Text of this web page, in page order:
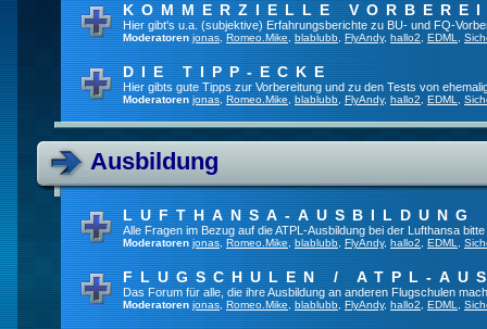
KOMMERZIELLE
Hier gibt's u.a. (subjektive) Erfahrungsberichte zu BU- und FQ-
Moderatoren jonas Romeo.Mike blablubb FlyAndy, hallo2 EDML
DIE TIPP-ECKE
Hier gibts gute Tipps zur Vorbereitung und zu den Tests von
Moderatoren jonas Romeo.Mike blablubb FlyAndy, hallo2 EDML
Ausbildung
LUFTHANSA-AUSBILDUNG
Alle Fragen im Bezug auf die ATPL-Ausbildung bei der Lufthansa
Moderatoren jonas Romeo.Mike blablubb FlyAndy, hallo2 EDML
FLUGSCHULEN / ATPL-
Das Forum für alle, die ihre Ausbildung an anderen Flugschulen
Moderatoren jonas Romeo.Mike blablubb FlyAndy, hallo2 EDML